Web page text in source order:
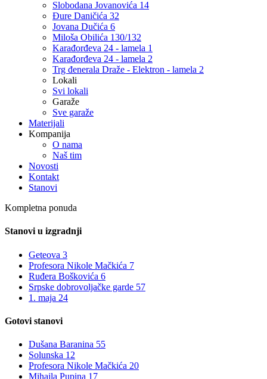
Slobodana Jovanovića 14
Đure Daničića 32
Jovana Dučića 6
Miloša Obilića 130/132
Karađorđeva 24 - lamela 1
Karađorđeva 24 - lamela 2
Trg đenerala Draže - Elektron - lamela 2
Lokali
Svi lokali
Garaže
Sve garaže
Materijali
Kompanija
O nama
Naš tim
Novosti
Kontakt
Stanovi
Kompletna ponuda
Stanovi u izgradnji
Geteova 3
Profesora Nikole Mačkića 7
Ruđera Boškovića 6
Srpske dobrovoljačke garde 57
1. maja 24
Gotovi stanovi
Dušana Baranina 55
Solunska 12
Profesora Nikole Mačkića 20
Mihajla Pupina 17